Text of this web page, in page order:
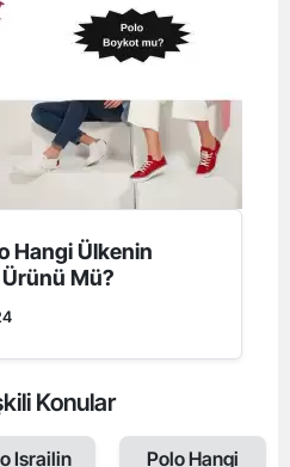
Hangi Ülkenin
Mü?
Konular
Israilin
Polo Hangi